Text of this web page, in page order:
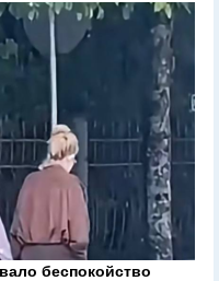
беспокойство